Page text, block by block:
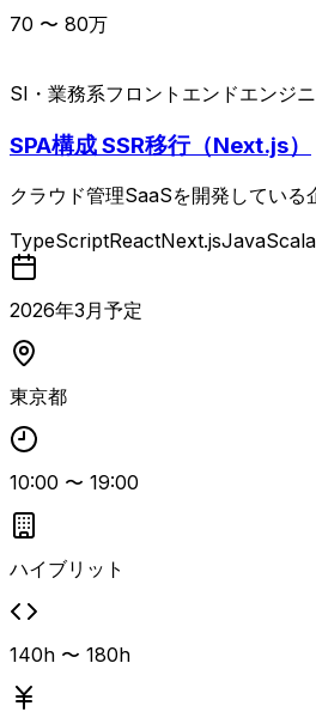
70 〜 80万
SI・業務系フロントエンドエンジ
SPA構成 SSR移行（Next.js）
クラウド管理SaaSを開発している
ニア案件です。 Next.jsを用いたフロントエンド開発を中心
に、バックエンドを含む機能追加
通貫で対応いただきます。 技術選
関与でき、フロント〜バックエン
ニアを求めています。 TypeScript/
ります。
TypeScriptReactNext.jsJavaScala
2026年3月予定
東京都
10:00 〜 19:00
ハイブリット
140h 〜 180h